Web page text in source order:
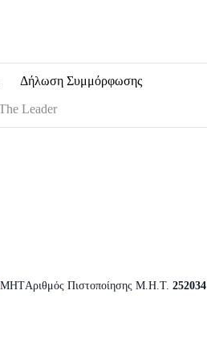
Δήλωση Συμμόρφωσης
Leader
Αριθμός Πιστοποίησης Μ.Η.Τ. 252034